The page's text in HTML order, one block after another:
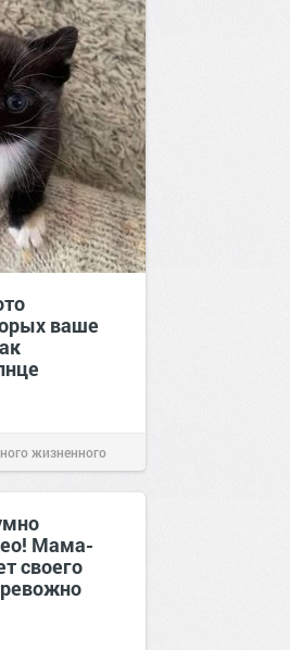
ваше
жизненного
Мама-
своего